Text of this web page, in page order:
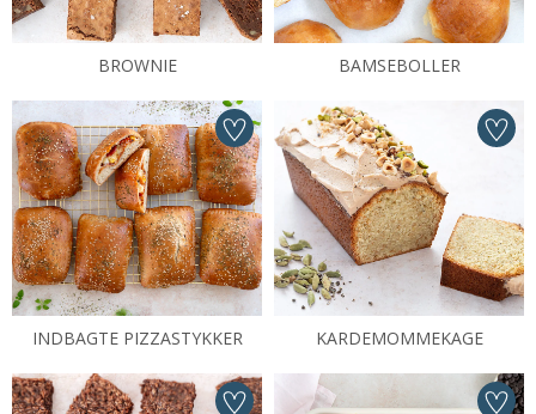
BROWNIE BAMSEBOLLER
INDBAGTE PIZZASTYKKER KARDEMOMMEKAGE